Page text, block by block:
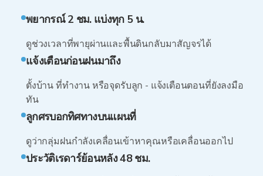
พยากรณ์ 2 ชม. แบ่งทุก 5 น.
ดูช่วงเวลาที่พายุผ่านและพื้นดินกลับมาสัญจรได้
แจ้งเตือนก่อนฝนมาถึง
ตั้งบ้าน ที่ทำงาน หรือจุดรับลูก - แจ้งเตือนตอนที่ยังลงมือ
ทัน
ลูกศรบอกทิศทางบนแผนที่
ดูว่ากลุ่มฝนกำลังเคลื่อนเข้าหาคุณหรือเคลื่อนออกไป
ประวัติเรดาร์ย้อนหลัง 48 ชม.